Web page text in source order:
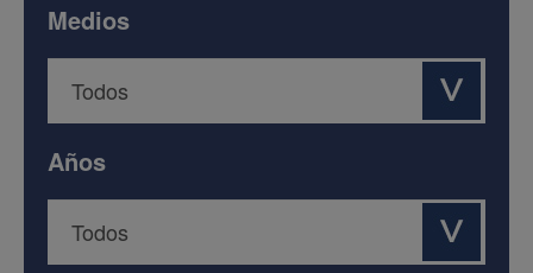
Medios
Años